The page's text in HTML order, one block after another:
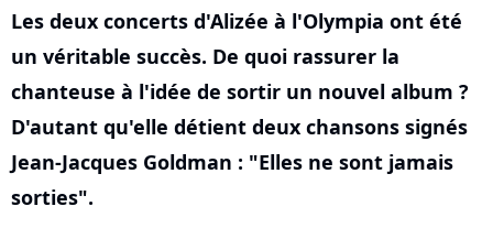
Les deux concerts d'Alizée à l'Olympia ont été
un véritable succès. De quoi rassurer la
chanteuse à l'idée de sortir un nouvel album ?
D'autant qu'elle détient deux chansons signés
Jean-Jacques Goldman : "Elles ne sont jamais
sorties".